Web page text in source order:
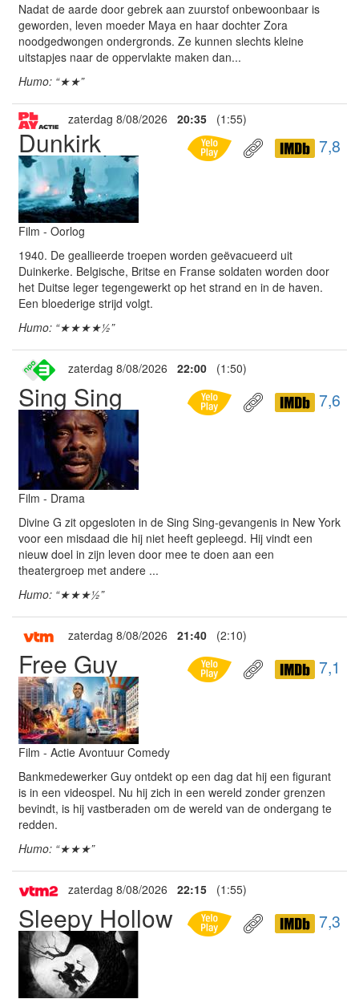
Nadat de aarde door gebrek aan zuurstof onbewoonbaar is
geworden, leven moeder Maya en haar dochter Zora
noodgedwongen ondergronds. Ze kunnen slechts kleine
uitstapjes naar de oppervlakte maken dan...
Humo: “★★”
zaterdag 8/08/2026 20:35 (1:55)
Dunkirk 7,8
Film - Oorlog
1940. De geallieerde troepen worden geëvacueerd uit
Duinkerke. Belgische, Britse en Franse soldaten worden door
het Duitse leger tegengewerkt op het strand en in de haven.
Een bloederige strijd volgt.
Humo: “★★★★½”
zaterdag 8/08/2026 22:00 (1:50)
Sing Sing 7,6
Film - Drama
Divine G zit opgesloten in de Sing Sing-gevangenis in New York
voor een misdaad die hij niet heeft gepleegd. Hij vindt een
nieuw doel in zijn leven door mee te doen aan een
theatergroep met andere ...
Humo: “★★★½”
zaterdag 8/08/2026 21:40 (2:10)
Free Guy 7,1
Film - Actie Avontuur Comedy
Bankmedewerker Guy ontdekt op een dag dat hij een figurant
is in een videospel. Nu hij zich in een wereld zonder grenzen
bevindt, is hij vastberaden om de wereld van de ondergang te
redden.
Humo: “★★★”
zaterdag 8/08/2026 22:15 (1:55)
Sleepy Hollow 7,3